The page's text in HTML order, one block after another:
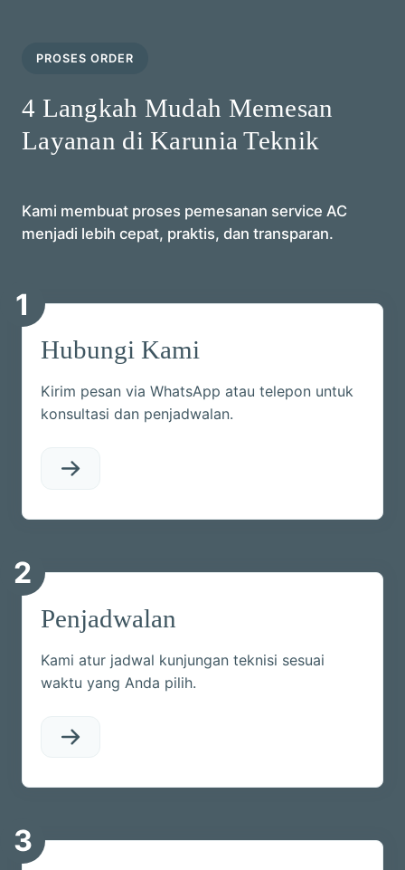
PROSES ORDER
4 Langkah Mudah Memesan
Layanan di Karunia Teknik
Kami membuat proses pemesanan service AC
menjadi lebih cepat, praktis, dan transparan.
1
Hubungi Kami
Kirim pesan via WhatsApp atau telepon untuk
konsultasi dan penjadwalan.
2
Penjadwalan
Kami atur jadwal kunjungan teknisi sesuai
waktu yang Anda pilih.
3